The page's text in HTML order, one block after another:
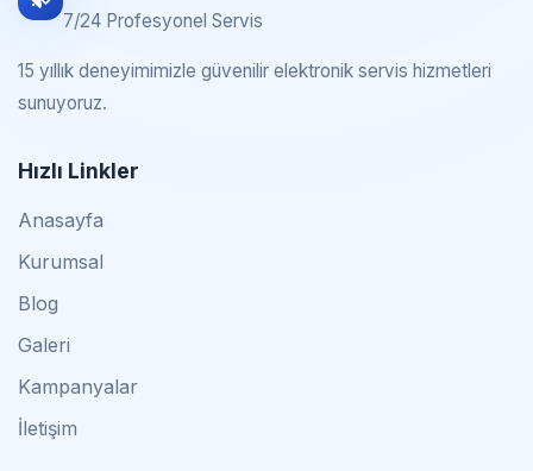
7/24 Profesyonel Servis
15 yıllık deneyimimizle güvenilir elektronik servis hizmetleri
sunuyoruz.
Hızlı Linkler
Anasayfa
Kurumsal
Blog
Galeri
Kampanyalar
İletişim